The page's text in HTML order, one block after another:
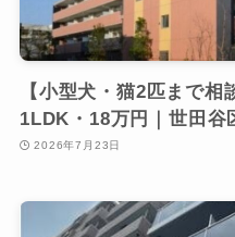
【小型犬・猫2匹まで
1LDK・18万円｜世田谷
2026年7月23日